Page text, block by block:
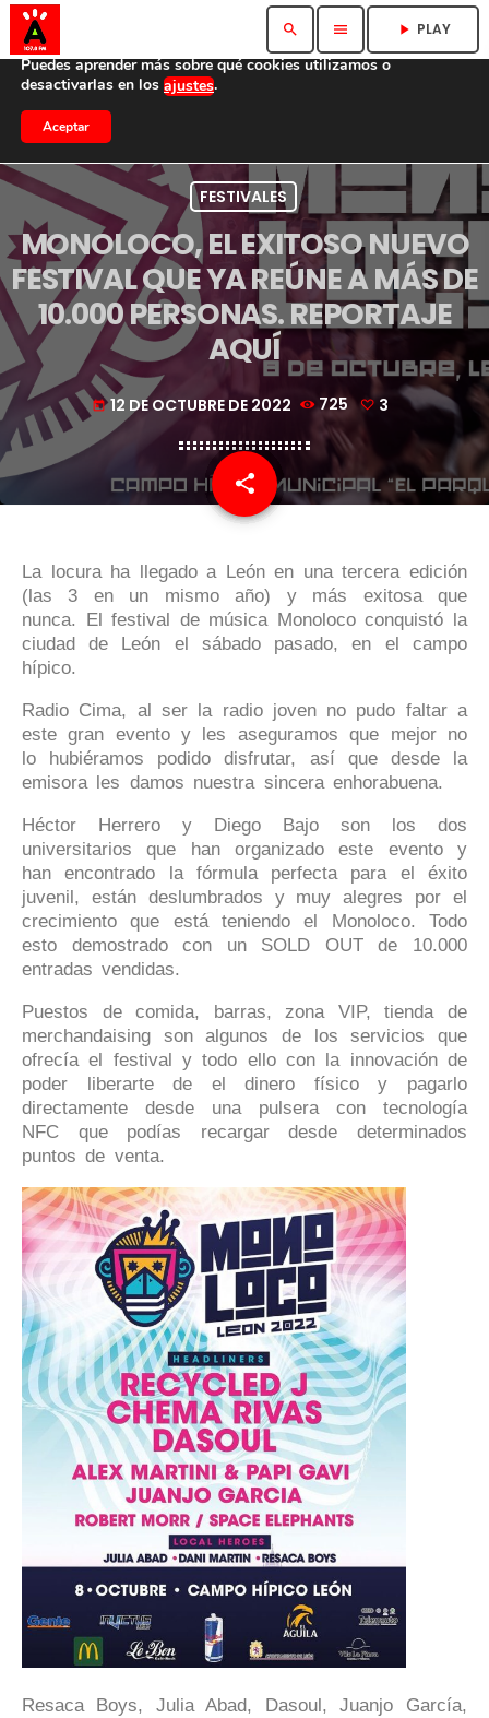
search menu play_arrow PLAY
FESTIVALES
MONOLOCO, EL EXITOSO NUEVO
FESTIVAL QUE YA REÚNE A MÁS DE
10.000 PERSONAS. REPORTAJE
AQUÍ
today 12 DE OCTUBRE DE 2022 725 3
share
email
La locura ha llegado a León en una tercera edición
(las 3 en un mismo año) y más exitosa que
nunca. El festival de música Monoloco conquistó la
ciudad de León el sábado pasado, en el campo
hípico.
Radio Cima, al ser la radio joven no pudo faltar a
este gran evento y les aseguramos que mejor no
lo hubiéramos podido disfrutar, así que desde la
emisora les damos nuestra sincera enhorabuena.
Héctor Herrero y Diego Bajo son los dos
universitarios que han organizado este evento y
han encontrado la fórmula perfecta para el éxito
juvenil, están deslumbrados y muy alegres por el
crecimiento que está teniendo el Monoloco. Todo
esto demostrado con un SOLD OUT de 10.000
entradas vendidas.
Puestos de comida, barras, zona VIP, tienda de
merchandaising son algunos de los servicios que
ofrecía el festival y todo ello con la innovación de
poder liberarte de el dinero físico y pagarlo
directamente desde una pulsera con tecnología
NFC que podías recargar desde determinados
puntos de venta.
Resaca Boys, Julia Abad, Dasoul, Juanjo García,
Utilizamos cookies para ofrecerte la mejor experiencia en
nuestra web.
Puedes aprender más sobre qué cookies utilizamos o
desactivarlas en los ajustes.
Aceptar